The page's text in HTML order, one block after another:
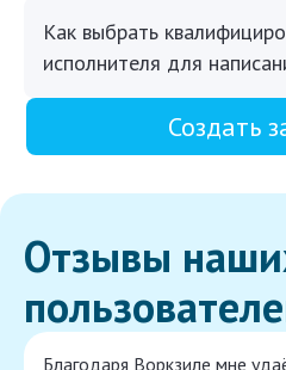
Как выбрать
исполнителя для
Создать
Отзывы
Благодаря Воркзиле мне